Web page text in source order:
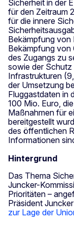
Sicherheit in der
für den Zeitraum
für die innere
Bekämpfung von
Bekämpfung von
des Zugangs zu
sowie der Schutz
Infrastrukturen
der Umsetzung
Fluggastdaten in
100 Mio. Euro,
Maßnahmen für
bereitgestellt
des öffentlichen
Informationen
Hintergrund
Das Thema
Juncker-
Prioritäten –
Präsident
zur Lage der